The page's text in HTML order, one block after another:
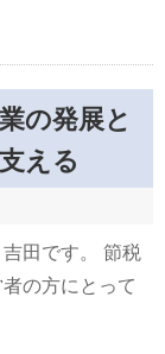
の発展と
える
田です。 節税
の方にとって